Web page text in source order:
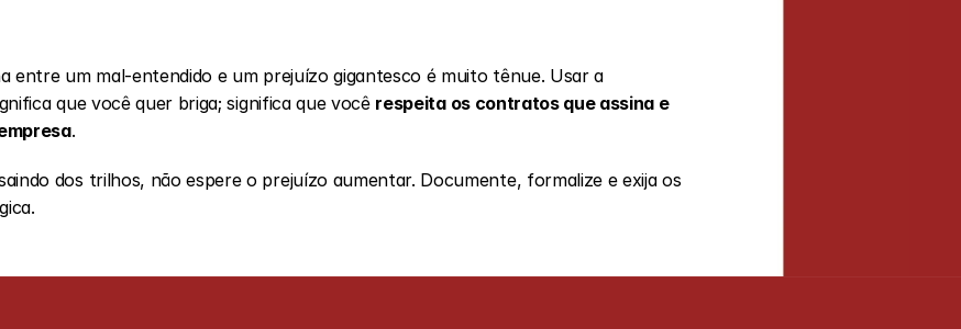
entre um mal-entendido e um prejuízo gigantesco é muito tênue. Usar a
que você quer briga; significa que você respeita os contratos que assina e
.
dos trilhos, não espere o prejuízo aumentar. Documente, formalize e exija os